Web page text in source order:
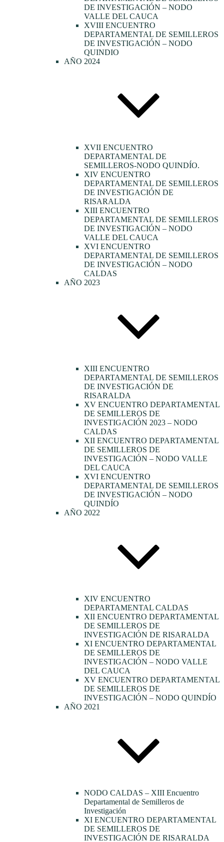
DE INVESTIGACIÓN – NODO
VALLE DEL CAUCA
XVIII ENCUENTRO
DEPARTAMENTAL DE SEMILLEROS
DE INVESTIGACIÓN – NODO
QUINDIO
AÑO 2024
XVII ENCUENTRO
DEPARTAMENTAL DE
SEMILLEROS-NODO QUINDÍO.
XIV ENCUENTRO
DEPARTAMENTAL DE SEMILLEROS
DE INVESTIGACIÓN DE
RISARALDA
XIII ENCUENTRO
DEPARTAMENTAL DE SEMILLEROS
DE INVESTIGACIÓN – NODO
VALLE DEL CAUCA
XVI ENCUENTRO
DEPARTAMENTAL DE SEMILLEROS
DE INVESTIGACIÓN – NODO
CALDAS
AÑO 2023
XIII ENCUENTRO
DEPARTAMENTAL DE SEMILLEROS
DE INVESTIGACIÓN DE
RISARALDA
XV ENCUENTRO DEPARTAMENTAL
DE SEMILLEROS DE
INVESTIGACIÓN 2023 – NODO
CALDAS
XII ENCUENTRO DEPARTAMENTAL
DE SEMILLEROS DE
INVESTIGACIÓN – NODO VALLE
DEL CAUCA
XVI ENCUENTRO
DEPARTAMENTAL DE SEMILLEROS
DE INVESTIGACIÓN – NODO
QUINDÍO
AÑO 2022
XIV ENCUENTRO
DEPARTAMENTAL CALDAS
XII ENCUENTRO DEPARTAMENTAL
DE SEMILLEROS DE
INVESTIGACIÓN DE RISARALDA
XI ENCUENTRO DEPARTAMENTAL
DE SEMILLEROS DE
INVESTIGACIÓN – NODO VALLE
DEL CAUCA
XV ENCUENTRO DEPARTAMENTAL
DE SEMILLEROS DE
INVESTIGACIÓN – NODO QUINDÍO
AÑO 2021
NODO CALDAS – XIII Encuentro
Departamental de Semilleros de
Investigación
XI ENCUENTRO DEPARTAMENTAL
DE SEMILLEROS DE
INVESTIGACIÓN DE RISARALDA